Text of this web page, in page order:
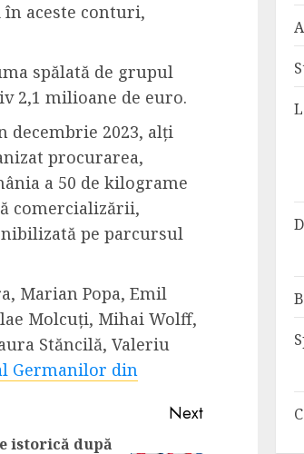
aceste conturi,
spălată de grupul
2,1 milioane de euro.
decembrie 2023, alți
procurarea,
a 50 de kilograme
comercializării,
pe parcursul
Marian Popa, Emil
Molcuți, Mihai Wolff,
Stăncilă, Valeriu
Germanilor din
Next
istorică după